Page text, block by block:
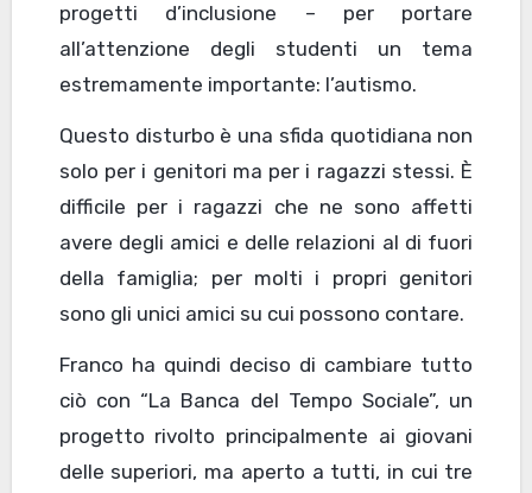
progetti d’inclusione – per portare
all’attenzione degli studenti un tema
estremamente importante: l’autismo.
Questo disturbo è una sfida quotidiana non
solo per i genitori ma per i ragazzi stessi. È
difficile per i ragazzi che ne sono affetti
avere degli amici e delle relazioni al di fuori
della famiglia; per molti i propri genitori
sono gli unici amici su cui possono contare.
Franco ha quindi deciso di cambiare tutto
ciò con “La Banca del Tempo Sociale”, un
progetto rivolto principalmente ai giovani
delle superiori, ma aperto a tutti, in cui tre